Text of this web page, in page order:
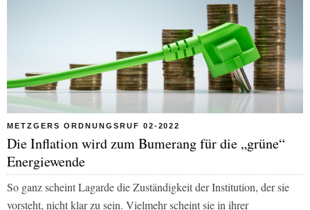
METZGERS ORDNUNGSRUF 02-2022
Die Inflation wird zum Bumerang für die „grüne“
Energiewende
So ganz scheint Lagarde die Zuständigkeit der Institution, der sie
vorsteht, nicht klar zu sein. Vielmehr scheint sie in ihrer